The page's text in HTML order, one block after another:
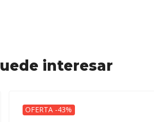
interesar
OFERTA -43%